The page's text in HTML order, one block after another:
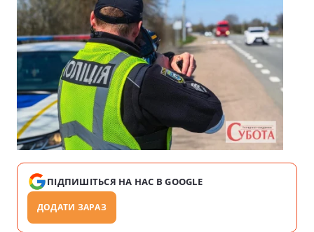
ПІДПИШІТЬСЯ НА НАС В GOOGLE
ДОДАТИ ЗАРАЗ